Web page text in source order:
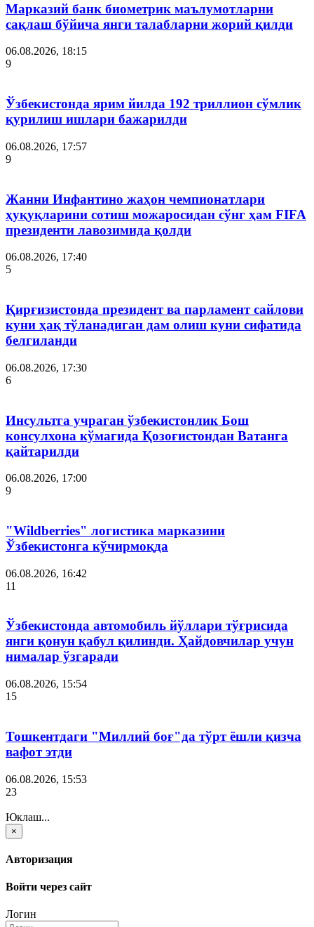
Марказий банк биометрик маълумотларни
сақлаш бўйича янги талабларни жорий қилди
06.08.2026, 18:15
9
Ўзбекистонда ярим йилда 192 триллион сўмлик
қурилиш ишлари бажарилди
06.08.2026, 17:57
9
Жанни Инфантино жаҳон чемпионатлари
ҳуқуқларини сотиш можаросидан сўнг ҳам FIFA
президенти лавозимида қолди
06.08.2026, 17:40
5
Қирғизистонда президент ва парламент сайлови
куни ҳақ тўланадиган дам олиш куни сифатида
белгиланди
06.08.2026, 17:30
6
Инсультга учраган ўзбекистонлик Бош
консулхона кўмагида Қозоғистондан Ватанга
қайтарилди
06.08.2026, 17:00
9
"Wildberries" логистика марказини
Ўзбекистонга кўчирмоқда
06.08.2026, 16:42
11
Ўзбекистонда автомобиль йўллари тўғрисида
янги қонун қабул қилинди. Ҳайдовчилар учун
нималар ўзгаради
06.08.2026, 15:54
15
Тошкентдаги "Миллий боғ"да тўрт ёшли қизча
вафот этди
06.08.2026, 15:53
23
Юклаш...
×
Авторизация
Войти через сайт
Логин